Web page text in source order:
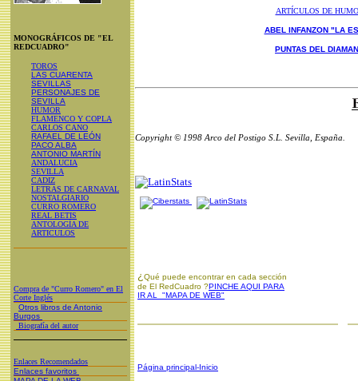
MONOGRÁFICOS DE "EL
REDCUADRO"
TOROS
LAS CUARENTA
SEVILLAS
PERSONAJES DE
SEVILLA
HUMOR
FLAMENCO Y COPLA
CARLOS CANO
RAFAEL DE LEÓN
PACO ALBA
ANTONIO MARTÍN
ANDALUCIA
SEVILLA
CADIZ
LETRAS DE CARNAVAL
NOSTALGIARIO
CURRO ROMERO
REAL BETIS
ANTOLOGÍA DE
ARTICULOS
Compra de "Curro Romero" en El
Corte Inglés
Otros libros de Antonio
Burgos
Biografía del autor
Enlaces Recomendados
Enlaces favoritos
ARTÍCULOS DE
ABEL INFANZON "LA
PUNTAS DEL
Copyright © 1998 Arco del Postigo S.L. Sevilla, España.
¿ Qué puede encontrar en cada sección
de El RedCuadro ?PINCHE AQUI PARA
IR AL "MAPA DE WEB"
Página principal-Inicio